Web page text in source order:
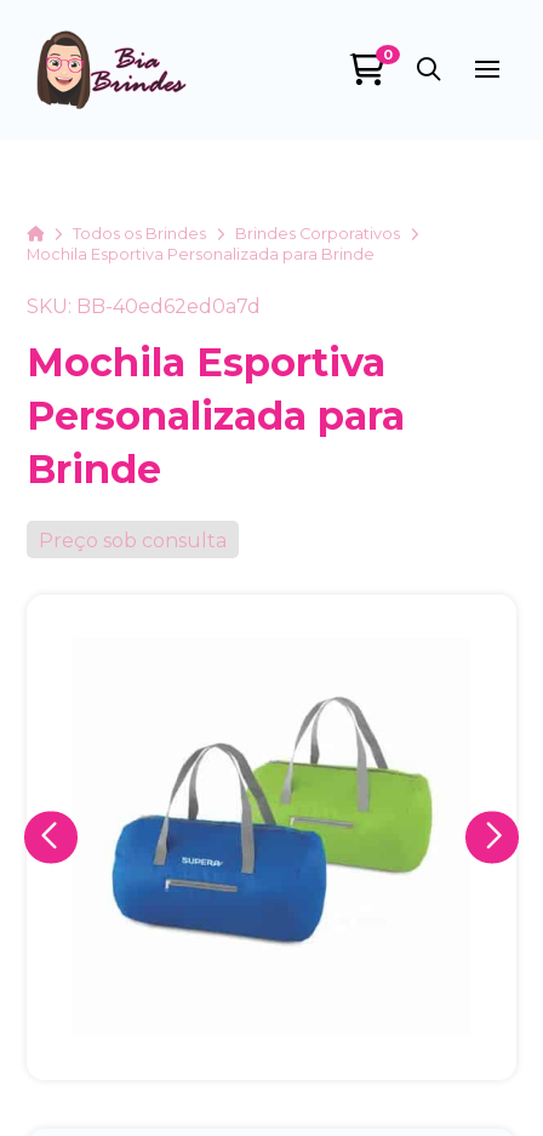
0
HomeTodos os Brindes
Brindes Corporativos
Mochila Esportiva Personalizada para Brinde
SKU: BB-40ed62ed0a7d
Mochila Esportiva
Personalizada para
Brinde
Preço sob consulta
de marketing. Você pode alterar suas preferências a
Iniciar conversa